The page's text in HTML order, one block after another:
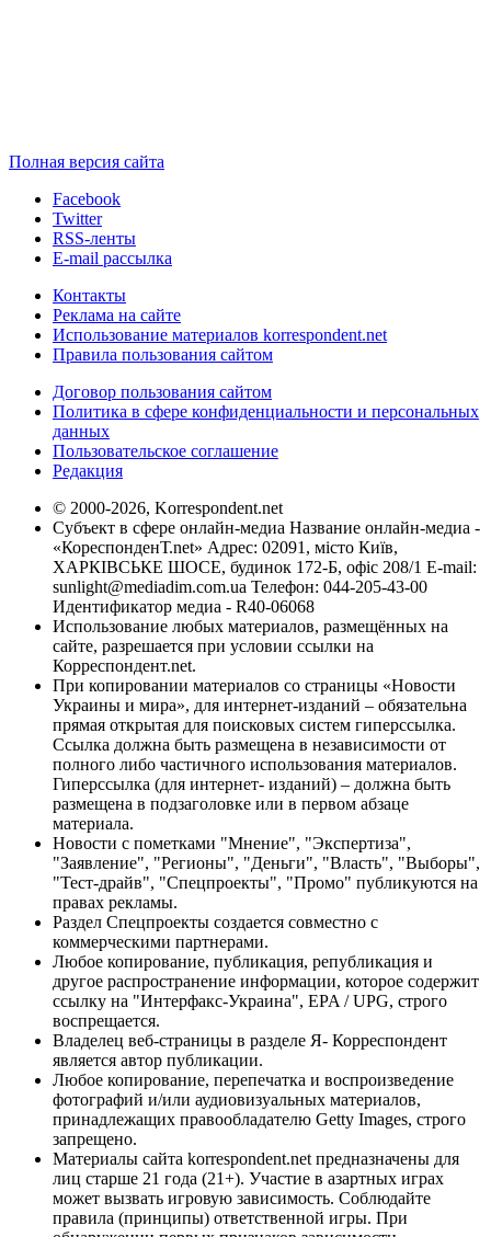
Полная версия сайта
Facebook
Twitter
RSS-ленты
E-mail рассылка
Контакты
Реклама на сайте
Использование материалов korrespondent.net
Правила пользования сайтом
Договор пользования сайтом
Политика в сфере конфиденциальности и персональных
данных
Пользовательское соглашение
Редакция
© 2000-2026, Korrespondent.net
Субъект в сфере онлайн-медиа Название онлайн-медиа -
«КореспонденТ.net» Адрес: 02091, місто Київ,
ХАРКІВСЬКЕ ШОСЕ, будинок 172-Б, офіс 208/1 E-mail:
sunlight@mediadim.com.ua Телефон: 044-205-43-00
Идентификатор медиа - R40-06068
Использование любых материалов, размещённых на
сайте, разрешается при условии ссылки на
Корреспондент.net.
При копировании материалов со страницы «Новости
Украины и мира», для интернет-изданий – обязательна
прямая открытая для поисковых систем гиперссылка.
Ссылка должна быть размещена в независимости от
полного либо частичного использования материалов.
Гиперссылка (для интернет- изданий) – должна быть
размещена в подзаголовке или в первом абзаце
материала.
Новости с пометками "Мнение", "Экспертиза",
"Заявление", "Регионы", "Деньги", "Власть", "Выборы",
"Тест-драйв", "Спецпроекты", "Промо" публикуются на
правах рекламы.
Раздел Спецпроекты создается совместно с
коммерческими партнерами.
Любое копирование, публикация, републикация и
другое распространение информации, которое содержит
ссылку на "Интерфакс-Украина", EPA / UPG, строго
воспрещается.
Владелец веб-страницы в разделе Я- Корреспондент
является автор публикации.
Любое копирование, перепечатка и воспроизведение
фотографий и/или аудиовизуальных материалов,
принадлежащих правообладателю Getty Images, строго
запрещено.
Материалы сайта korrespondent.net предназначены для
лиц старше 21 года (21+). Участие в азартных играх
может вызвать игровую зависимость. Соблюдайте
правила (принципы) ответственной игры. При